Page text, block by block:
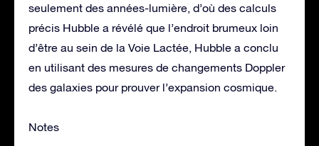
seulement des années-lumière, d’où des calculs
précis Hubble a révélé que l’endroit brumeux loin
d’être au sein de la Voie Lactée, Hubble a conclu
en utilisant des mesures de changements Doppler
des galaxies pour prouver l’expansion cosmique.
Notes